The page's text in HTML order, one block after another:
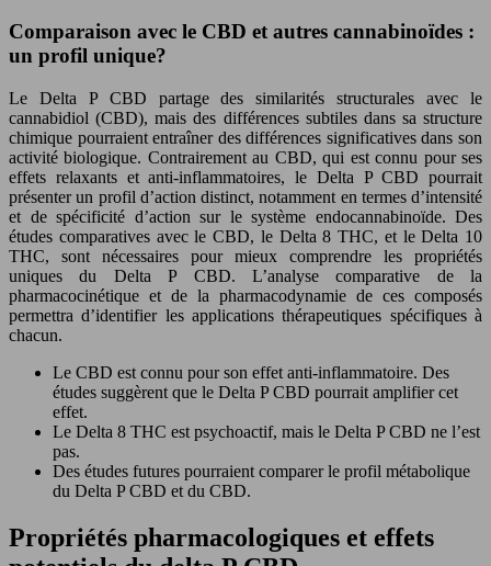
Comparaison avec le CBD et autres cannabinoïdes :
un profil unique?
Le Delta P CBD partage des similarités structurales avec le
cannabidiol (CBD), mais des différences subtiles dans sa structure
chimique pourraient entraîner des différences significatives dans son
activité biologique. Contrairement au CBD, qui est connu pour ses
effets relaxants et anti-inflammatoires, le Delta P CBD pourrait
présenter un profil d’action distinct, notamment en termes d’intensité
et de spécificité d’action sur le système endocannabinoïde. Des
études comparatives avec le CBD, le Delta 8 THC, et le Delta 10
THC, sont nécessaires pour mieux comprendre les propriétés
uniques du Delta P CBD. L’analyse comparative de la
pharmacocinétique et de la pharmacodynamie de ces composés
permettra d’identifier les applications thérapeutiques spécifiques à
chacun.
Le CBD est connu pour son effet anti-inflammatoire. Des
études suggèrent que le Delta P CBD pourrait amplifier cet
effet.
Le Delta 8 THC est psychoactif, mais le Delta P CBD ne l’est
pas.
Des études futures pourraient comparer le profil métabolique
du Delta P CBD et du CBD.
Propriétés pharmacologiques et effets